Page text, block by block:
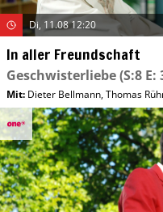
Di, 11.08 12:20
In aller Freundschaft
Geschwisterliebe(S:8 E:
Mit: Dieter Bellmann,Thomas